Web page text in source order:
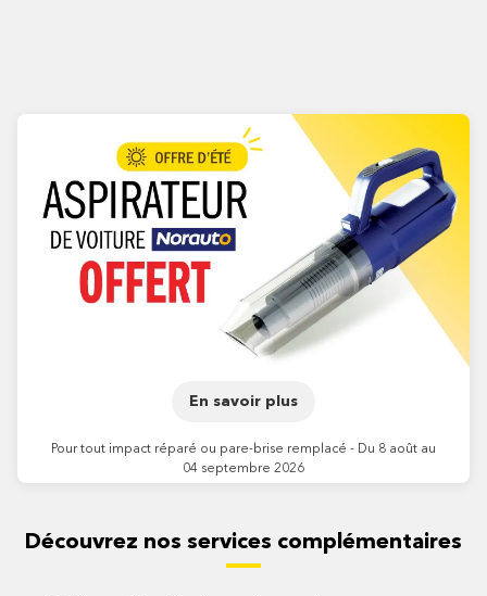
En savoir plus
Pour tout impact réparé ou pare-brise remplacé - Du 8 août au
04 septembre 2026
Découvrez nos services complémentaires